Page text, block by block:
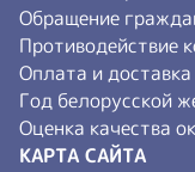
Обращение
Противодействие
Оплата и доставка
Год белорусской
Оценка качества
КАРТА САЙТА